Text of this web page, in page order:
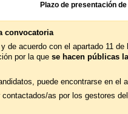
Plazo de presentación
convocatoria
de acuerdo con el apartado 11
por la que se hacen públicas
puede encontrarse en el
as por los gestores